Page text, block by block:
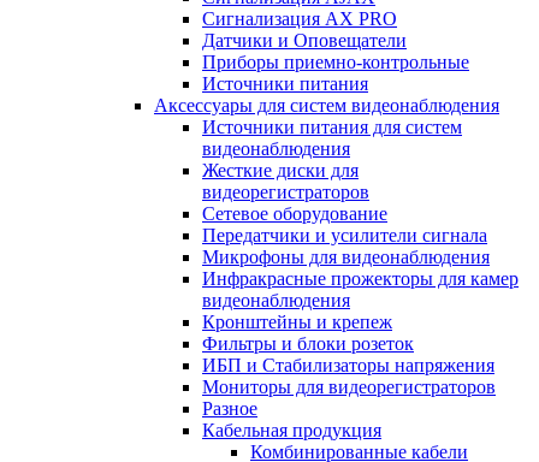
Сигнализация AX PRO
Датчики и Оповещатели
Приборы приемно-контрольные
Источники питания
Аксессуары для систем видеонаблюдения
Источники питания для систем
видеонаблюдения
Жесткие диски для
видеорегистраторов
Сетевое оборудование
Передатчики и усилители сигнала
Микрофоны для видеонаблюдения
Инфракрасные прожекторы для камер
видеонаблюдения
Кронштейны и крепеж
Фильтры и блоки розеток
ИБП и Стабилизаторы напряжения
Мониторы для видеорегистраторов
Разное
Кабельная продукция
Комбинированные кабели